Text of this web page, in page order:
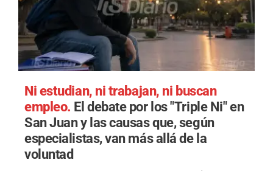
Ni estudian, ni trabajan, ni buscan
empleo. El debate por los "Triple Ni" en
San Juan y las causas que, según
especialistas, van más allá de la
voluntad